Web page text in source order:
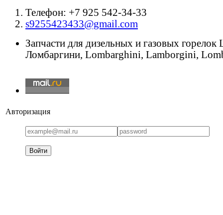
Телефон: +7 925 542-34-33
s9255423433@gmail.com
Запчасти для дизельных и газовых
Ломбаргини, Lombarghini, Lamborgini,
Авторизация